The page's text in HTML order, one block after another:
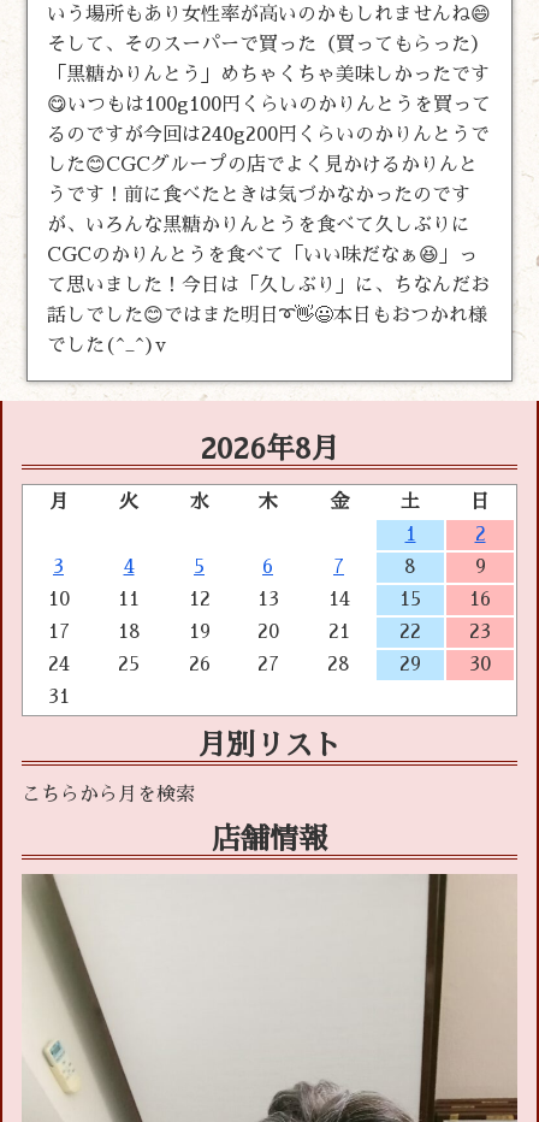
いう場所もあり女性率が高いのかもしれませんね😄
そして、そのスーパーで買った（買ってもらった）
「黒糖かりんとう」めちゃくちゃ美味しかったです
😋いつもは100g100円くらいのかりんとうを買って
るのですが今回は240g200円くらいのかりんとうで
した😊CGCグループの店でよく見かけるかりんと
うです！前に食べたときは気づかなかったのです
が、いろんな黒糖かりんとうを食べて久しぶりに
CGCのかりんとうを食べて「いい味だなぁ😆」っ
て思いました！今日は「久しぶり」に、ちなんだお
話しでした😊ではまた明日➰👋😃本日もおつかれ様
でした(^_^)v
2026年8月
月 火 水 木 金 土
日
1
2
3
4 5 6 7 8
9
10
11 12 13 14 15
16
17
18 19 20 21 22
23
24
25 26 27 28 29
30
31
月別リスト
店舗情報